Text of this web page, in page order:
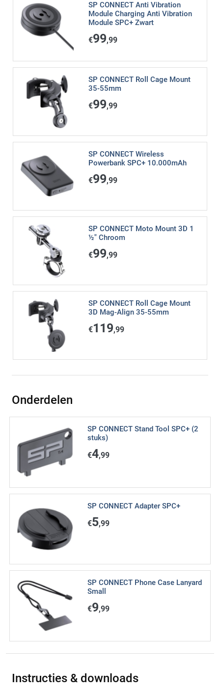
SP CONNECT Anti Vibration
Module Charging Anti Vibration
Module SPC+ Zwart
€99,99
SP CONNECT Roll Cage Mount
35-55mm
€99,99
SP CONNECT Wireless
Powerbank SPC+ 10.000mAh
€99,99
SP CONNECT Moto Mount 3D 1
½" Chroom
€99,99
SP CONNECT Roll Cage Mount
3D Mag-Align 35-55mm
€119,99
Onderdelen
SP CONNECT Stand Tool SPC+ (2
stuks)
€4,99
SP CONNECT Adapter SPC+
€5,99
SP CONNECT Phone Case Lanyard
Small
€9,99
Instructies & downloads